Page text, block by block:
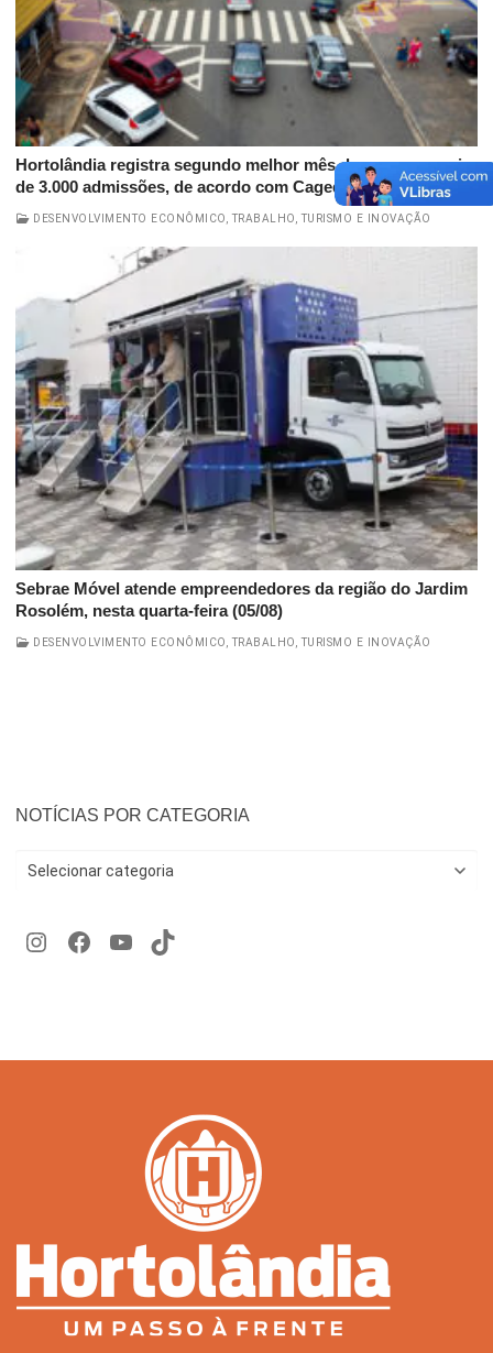
Hortolândia registra segundo melhor mês do ano com mais
de 3.000 admissões, de acordo com Caged
DESENVOLVIMENTO ECONÔMICO, TRABALHO, TURISMO E INOVAÇÃO
Sebrae Móvel atende empreendedores da região do Jardim
Rosolém, nesta quarta-feira (05/08)
DESENVOLVIMENTO ECONÔMICO, TRABALHO, TURISMO E INOVAÇÃO
NOTÍCIAS POR CATEGORIA